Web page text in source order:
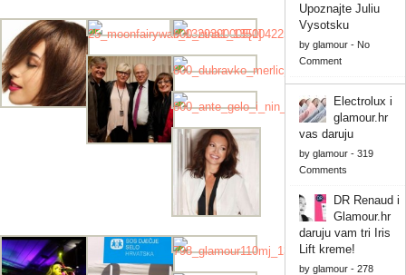
Upoznajte Juliu
Vysotsku
by glamour- No
Comment
Electrolux i
glamour.hr
vas daruju
by glamour- 319
Comments
DR Renaud i
Glamour.hr
daruju vam tri Iris
Lift kreme!
by glamour- 278